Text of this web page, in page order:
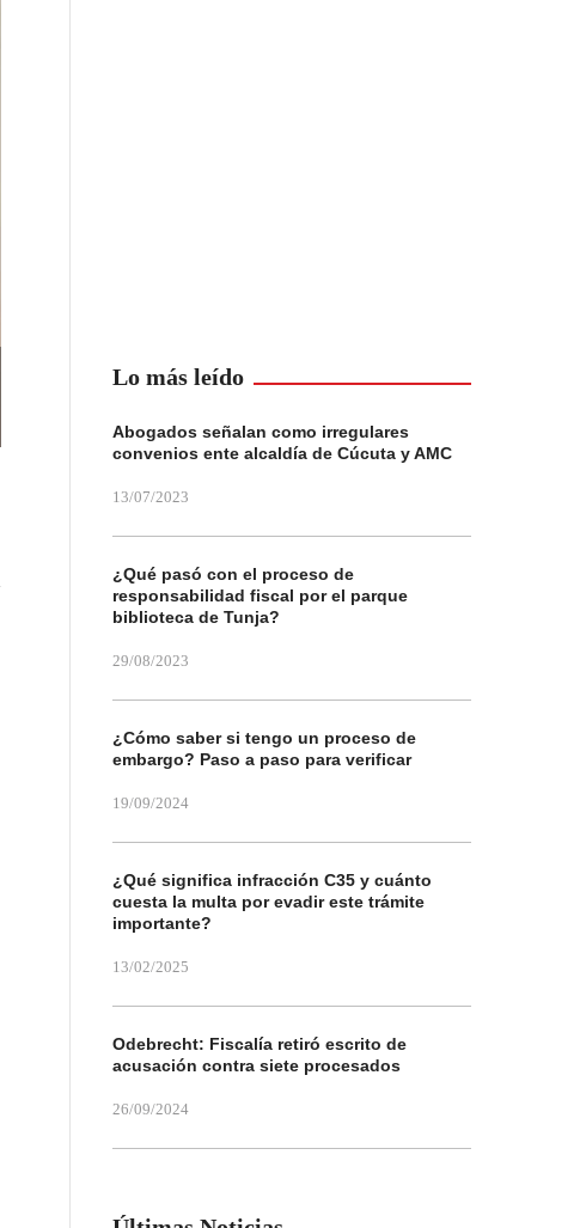
Lo más leído
Abogados señalan como irregulares
convenios ente alcaldía de Cúcuta y AMC
13/07/2023
¿Qué pasó con el proceso de
responsabilidad fiscal por el parque
biblioteca de Tunja?
29/08/2023
¿Cómo saber si tengo un proceso de
embargo? Paso a paso para verificar
19/09/2024
¿Qué significa infracción C35 y cuánto
cuesta la multa por evadir este trámite
importante?
13/02/2025
Odebrecht: Fiscalía retiró escrito de
acusación contra siete procesados
26/09/2024